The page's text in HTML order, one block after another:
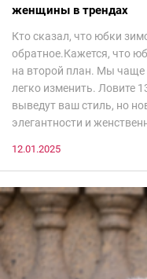
женщины в трендах
Кто сказал, что юбки
обратное.Кажется, что
на второй план. Мы
легко изменить. Ловите
выведут ваш стиль, но
элегантности и
12.01.2025